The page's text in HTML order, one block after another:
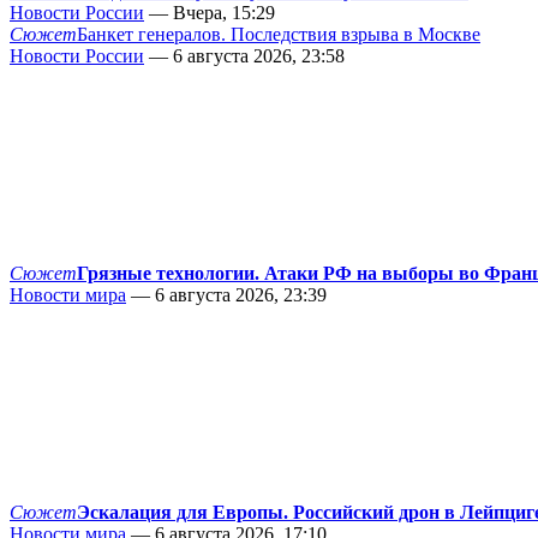
Новости России — Вчера, 15:29
СюжетБанкет генералов. Последствия взрыва в Москве
Новости России — 6 августа 2026, 23:58
СюжетГрязные технологии. Атаки РФ на выборы во
Новости мира — 6 августа 2026, 23:39
СюжетЭскалация для Европы. Российский дрон в